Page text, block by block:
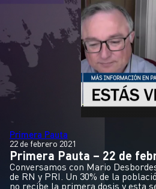
Entretención y Cultura
Dato en Pauta
Contenido Patrocinado
Primera Pauta
22 de febrero 2021
Primera Pauta – 22 de
Conversamos con Mario
de RN y PRI. Un 30% de la
no recibe la primera dosis y esta